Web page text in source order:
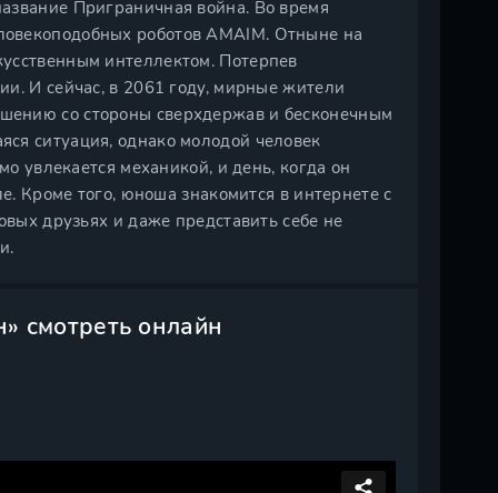
Приграничная война. Во время
роботов AMAIM. Отныне на
интеллектом. Потерпев
И сейчас, в 2061 году, мирные жители
со стороны сверхдержав и бесконечным
ситуация, однако молодой человек
увлекается механикой, и день, когда он
Кроме того, юноша знакомится в интернете с
друзьях и даже представить себе не
смотреть онлайн